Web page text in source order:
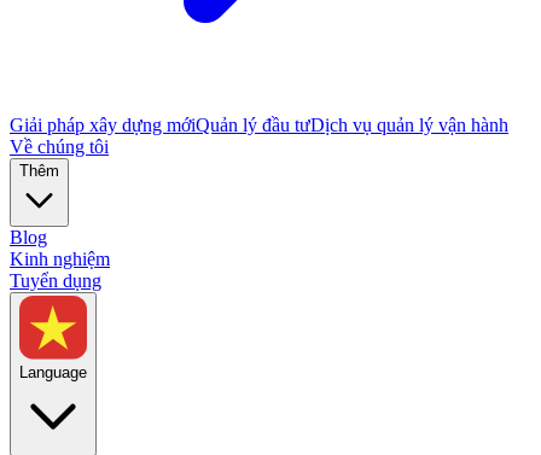
Giải pháp xây dựng mớiQuản lý đầu tưDịch vụ quản lý vận hành
Về chúng tôi
Thêm
Blog
Kinh nghiệm
Tuyển dụng
Language